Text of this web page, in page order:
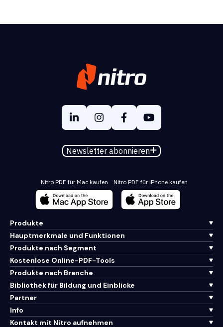
Newsletter abonnieren
Nitro PDF für Mac kaufen Nitro PDF für iPhone kaufen
Produkte
Hauptmerkmale und Funktionen
Produkte nach Segment
Kostenlose Online-PDF-Tools
Produkte nach Branche
Bibliothek für Bildung und Einblicke
Partner
Info
Kontakt mit Nitro aufnehmen